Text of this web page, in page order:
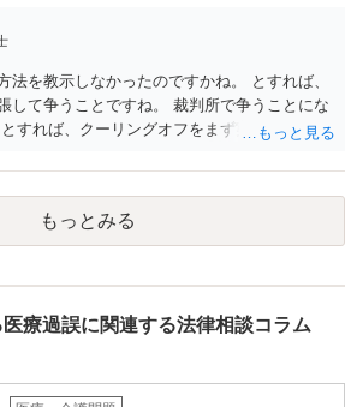
法を教示しなかったのですかね。 とすれば、
して争うことですね。 裁判所で争うことにな
すれば、クーリングオフをまず実行すること
もっとみる
療過誤に関連する法律相談コラム